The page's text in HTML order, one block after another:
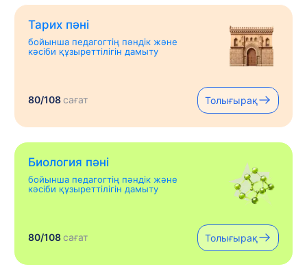
Тарих пәні
бойынша педагогтің пәндік және
кәсіби құзыреттілігін дамыту
80/108сағат Толығырақ
Биология пәні
бойынша педагогтің пәндік және
кәсіби құзыреттілігін дамыту
80/108сағат Толығырақ